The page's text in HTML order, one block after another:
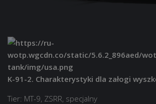
K-91-2. Charakterystyki dla załogi
Tier: MT-9, ZSRR, specjalny